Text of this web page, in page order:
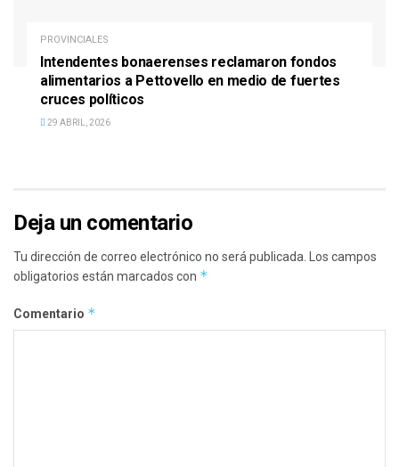
PROVINCIALES
Intendentes bonaerenses reclamaron fondos
alimentarios a Pettovello en medio de fuertes
cruces políticos
29 ABRIL, 2026
Deja un comentario
Tu dirección de correo electrónico no será publicada.
Los campos
obligatorios están marcados con *
Comentario *